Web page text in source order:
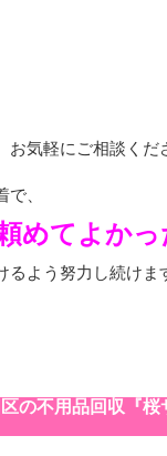
お気軽にご相談くだ
、
めてよかっ
るよう努力し続けま
の不用品回収『桜